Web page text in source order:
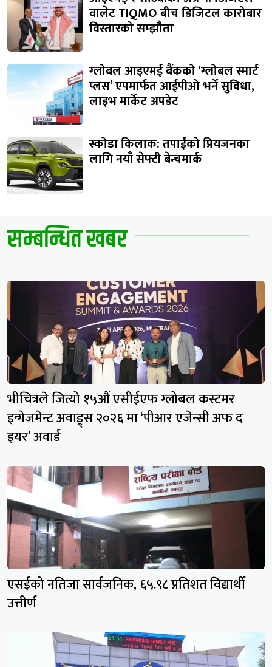
वालेट TIQMO बीच डिजिटल कारोबार
विस्तारको सम्झौता
ग्लोबल आइएमई बैंकको ‘ग्लोबल स्मार्ट
प्लस’ एपमार्फत आईपीओ भर्ने सुविधा,
लाइभ मार्केट अपडेट
स्कोडा किलाक: तपाईंको प्रियजनका
लागि नयाँ सेफ्टी बेन्चमार्क
सम्बन्धित खबर
भीचित्रले जित्यो १५औं एसीईएफ ग्लोबल कस्टमर
इन्गेजमेन्ट अवाड्र्स २०२६ मा ‘पीआर एजेन्सी अफ द
इयर’ अवार्ड
एसईको नतिजा सार्वजनिक, ६५.९८ प्रतिशत विद्यार्थी
उत्तीर्ण